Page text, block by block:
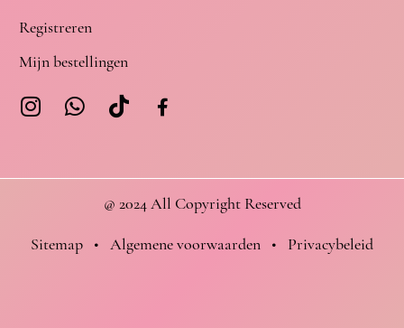
Registreren
Mijn bestellingen
@ 2024 All Copyright Reserved
Sitemap • Algemene voorwaarden • Privacybeleid